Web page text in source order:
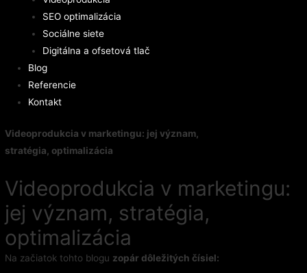
SEO optimalizácia
Sociálne siete
Digitálna a ofsetová tlač
Blog
Referencie
Kontakt
Videoprodukcia v marketingu: jej význam,
stratégia, optimalizácia
Videoprodukcia v marketingu:
jej význam, stratégia,
optimalizácia
Na začiatok tohto blogu zopár dôležitých čísiel: